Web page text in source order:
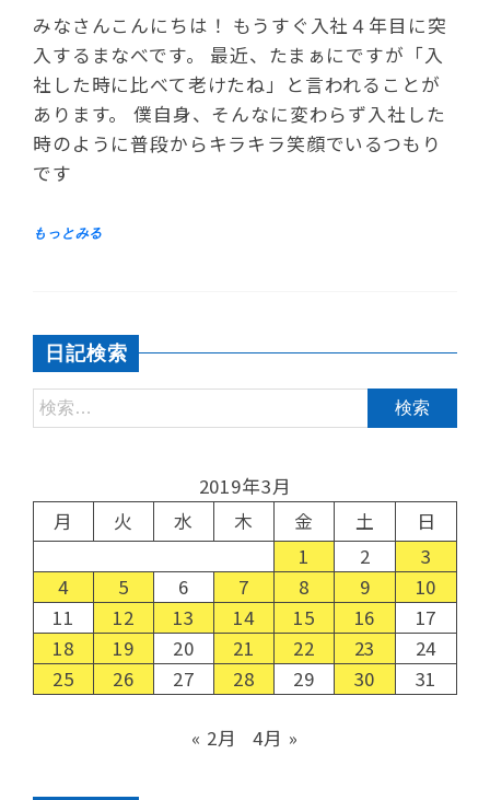
みなさんこんにちは！ もうすぐ入社４年目に突
入するまなべです。 最近、たまぁにですが「入
社した時に比べて老けたね」と言われることが
あります。 僕自身、そんなに変わらず入社した
時のように普段からキラキラ笑顔でいるつもり
です
日記検索
2019年3月
月
火 水 木 金 土
日
1
2
3
4
5 6 7 8 9
10
11
12 13 14 15 16
17
18
19 20 21 22 23
24
25
26 27 28 29 30 31
« 2月 4月 »